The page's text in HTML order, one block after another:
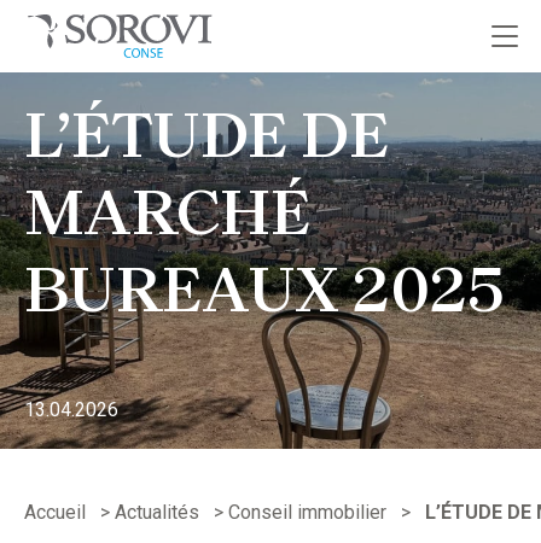
contenu
L’ÉTUDE DE
MARCHÉ
BUREAUX 2025
13.04.2026
Accueil > Actualités > Conseil immobilier > L’ÉTUDE